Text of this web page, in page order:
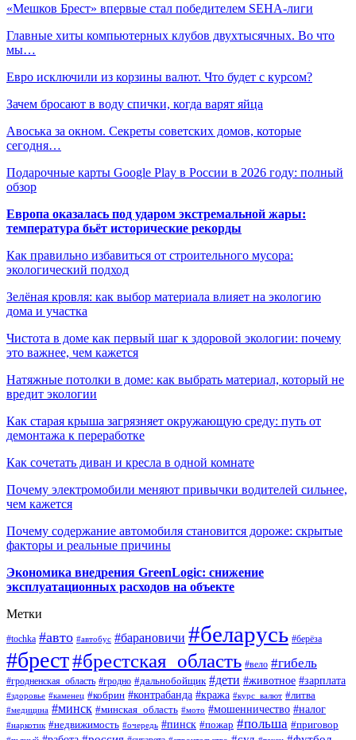
«Мешков Брест» впервые стал победителем SEHA-лиги
Главные хиты компьютерных клубов двухтысячных. Во что
мы…
Евро исключили из корзины валют. Что будет с курсом?
Зачем бросают в воду спички, когда варят яйца
Авоська за окном. Секреты советских домов, которые
сегодня…
Подарочные карты Google Play в России в 2026 году: полный
обзор
Европа оказалась под ударом экстремальной жары:
температура бьёт исторические рекорды
Как правильно избавиться от строительного мусора:
экологический подход
Зелёная кровля: как выбор материала влияет на экологию
дома и участка
Чистота в доме как первый шаг к здоровой экологии: почему
это важнее, чем кажется
Натяжные потолки в доме: как выбрать материал, который не
вредит экологии
Как старая крыша загрязняет окружающую среду: путь от
демонтажа к переработке
Как сочетать диван и кресла в одной комнате
Почему электромобили меняют привычки водителей сильнее,
чем кажется
Почему содержание автомобиля становится дороже: скрытые
факторы и реальные причины
Экономика внедрения GreenLogic: снижение
эксплуатационных расходов на объекте
Метки
#tochka #авто #автобус #барановичи #беларусь #берёза
#брест#брестская_область #вело #гибель
#гродненская_область #гродно #дальнобойщик #дети #животное #зарплата
#здоровье #каменец #кобрин #контрабанда #кража #курс_валют #литва
#медицина #минск #минская_область #мото #мошенничество #налог
#наркотик #недвижимость #очередь #пинск #пожар #польша #приговор